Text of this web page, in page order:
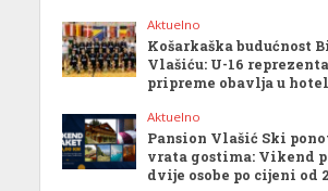
Aktuelno
Košarkaška budućnost
Vlašiću: U-16
pripreme obavlja u
Aktuelno
Pansion Vlašić Ski
vrata gostima: Vikend
dvije osobe po cijeni od